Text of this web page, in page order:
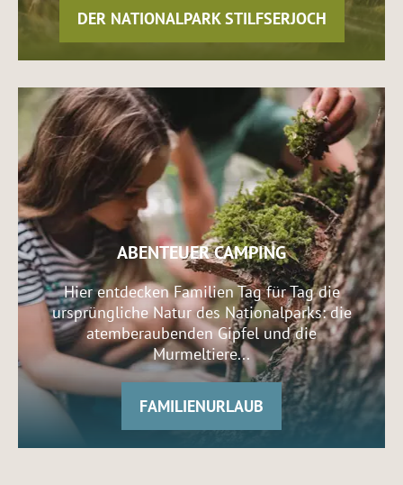
DER NATIONALPARK STILFSERJOCH
ABENTEUER CAMPING
Hier entdecken Familien Tag für Tag die
ursprüngliche Natur des Nationalparks: die
atemberaubenden Gipfel und die
Murmeltiere...
FAMILIENURLAUB